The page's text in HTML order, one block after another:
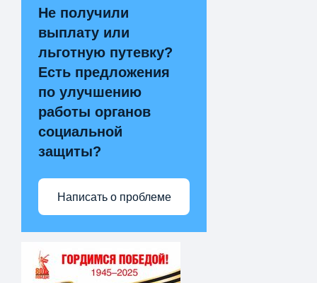
Не получили
выплату или
льготную путевку?
Есть предложения
по улучшению
работы органов
социальной
защиты?
Написать о проблеме